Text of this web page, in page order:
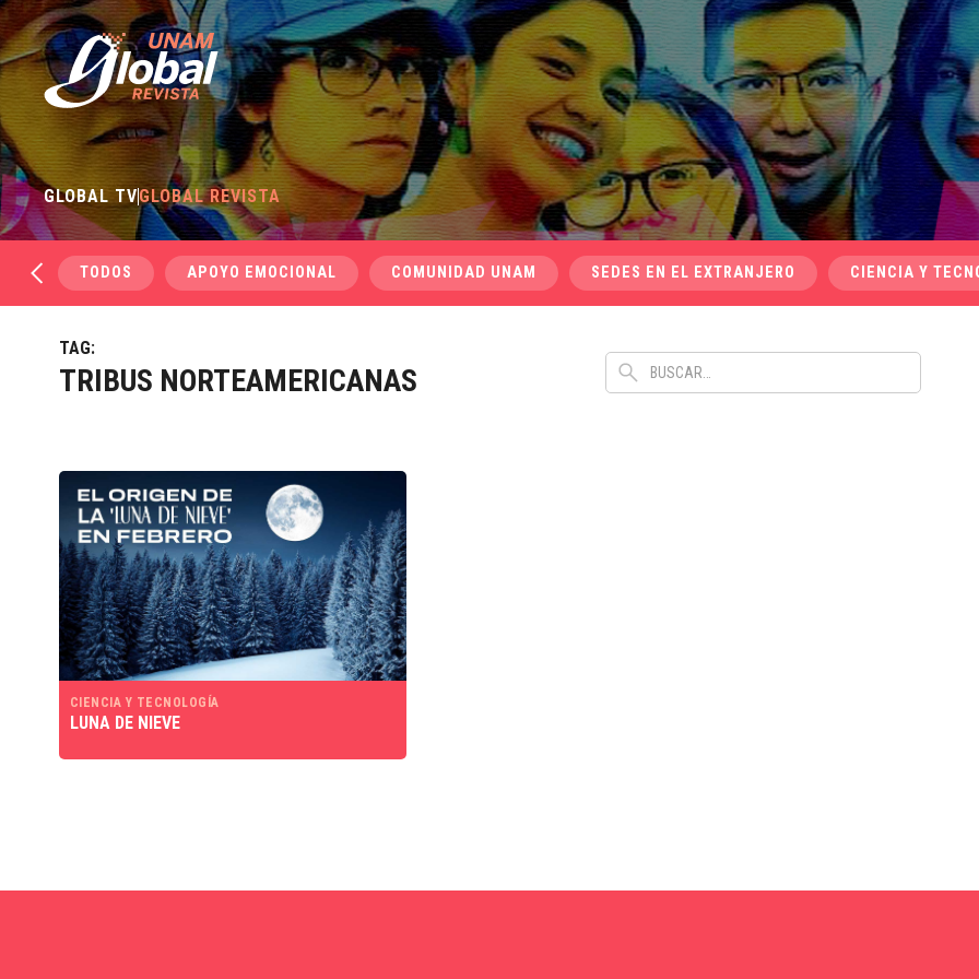
GLOBAL TVGLOBAL REVISTA
TODOS APOYO EMOCIONAL COMUNIDAD UNAM SEDES EN EL EXTRANJERO CIENCIA Y
TAG:
TRIBUS NORTEAMERICANAS
CIENCIA Y TECNOLOGÍA
LUNA DE NIEVE